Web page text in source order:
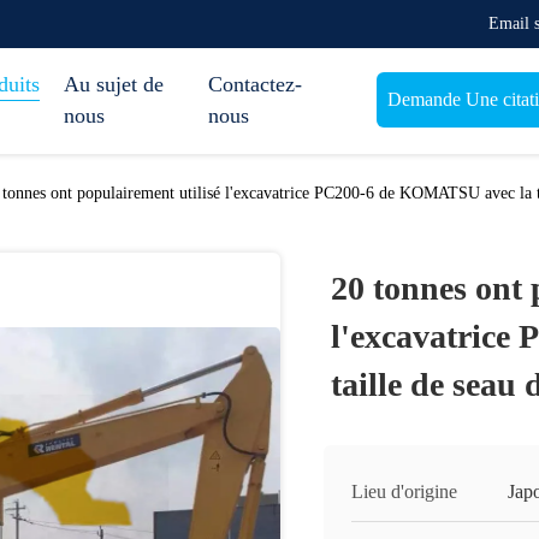
Email
Au sujet de
nous
Contactez-
nous
Demande Une
ont populairement utilisé l'excavatrice PC200-6 de KOMATSU avec la
20 tonnes
l'excavatrice
taille de seau
Lieu d'origine